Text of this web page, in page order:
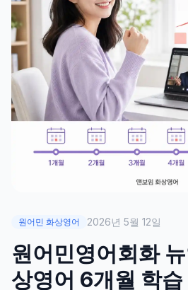
원어민 화상영어 2026년 5월 12일
원어민영어회화
상영어 6개월 학